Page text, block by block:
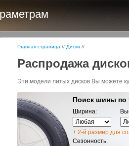
Главная страница // Диски //
Распродажа
Эти модели литых дисков Вы можете
Поиск шины по
Ширина:
+ 2-й размер для
Сезонность: